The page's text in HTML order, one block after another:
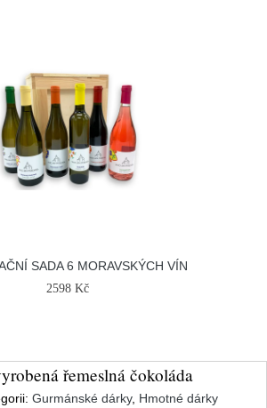
SADA 6 MORAVSKÝCH VÍN
2598 Kč
řemeslná čokoláda
Gurmánské dárky, Hmotné dárky